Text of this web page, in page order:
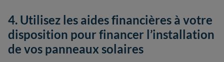
4. Utilisez les aides financières à votre
disposition pour financer l’installation
de vos panneaux solaires